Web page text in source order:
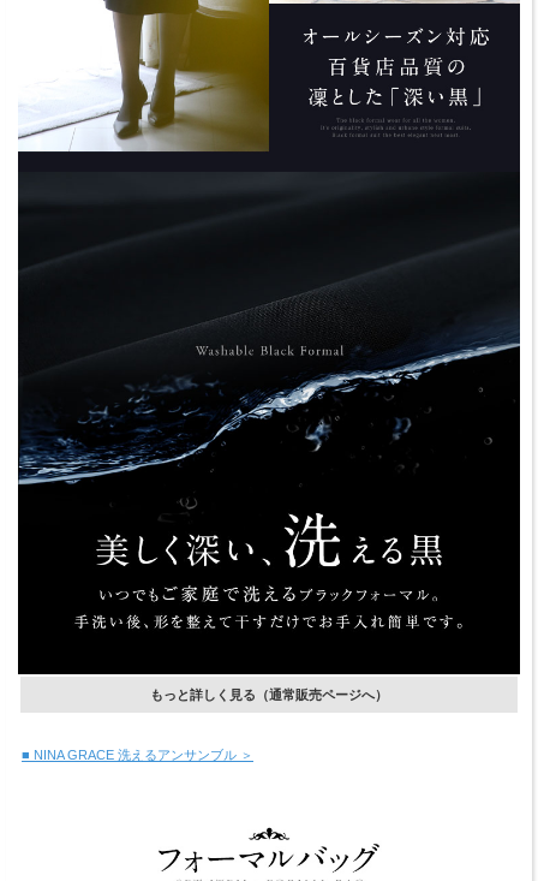
もっと詳しく見る（通常販売ページへ）
■ NINA GRACE 洗えるアンサンブル ＞